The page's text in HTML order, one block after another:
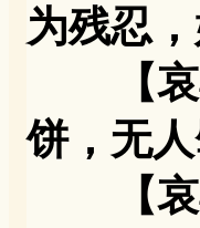
为残忍
【哀
饼，无人
【哀